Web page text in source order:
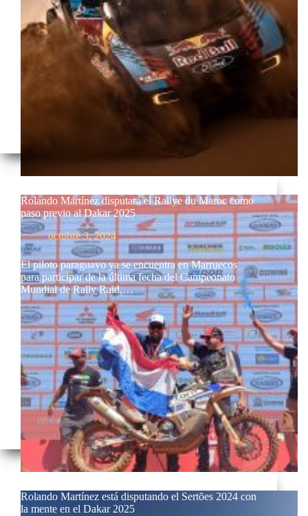
Rolando Martínez disputará el Rallye du Maroc como
paso previo al Dakar 2025
octubre 3, 2024
El piloto paraguayo ya se encuentra en Marruecos
para participar de la última fecha del Campeonato
Mundial de Rally Raid.…
Rolando Martínez está disputando el Sertões 2024 con
la mente en el Dakar 2025